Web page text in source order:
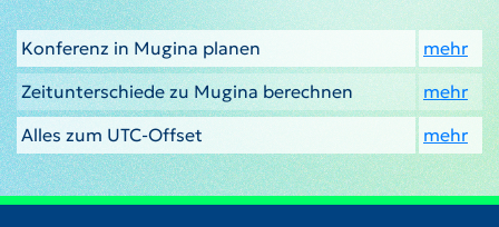
Konferenz in Mugina planen
mehr
Zeitunterschiede zu Mugina berechnen
mehr
Alles zum UTC-Offset
mehr